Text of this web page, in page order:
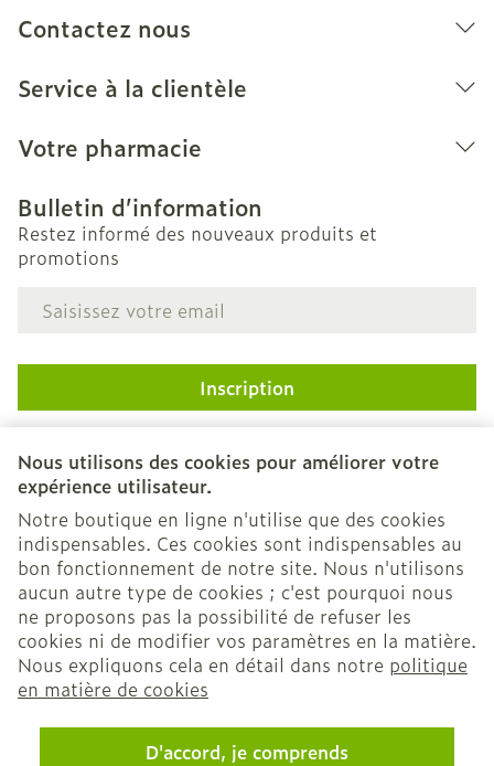
Nous utilisons des cookies pour améliorer votre
expérience utilisateur.
Notre boutique en ligne n'utilise que des cookies
indispensables. Ces cookies sont indispensables au
bon fonctionnement de notre site. Nous n'utilisons
aucun autre type de cookies ; c'est pourquoi nous
ne proposons pas la possibilité de refuser les
cookies ni de modifier vos paramètres en la matière.
Nous expliquons cela en détail dans notre politique
en matière de cookies
D'accord, je comprends
Contactez nous
Service à la clientèle
Votre pharmacie
Bulletin d’information
Restez informé des nouveaux produits et
promotions
Adresse mail
Inscription
En cliquant sur s'abonner, vous vous abonnez à notre
newsletter et acceptez notrepolitique de confidentialité
Liens légaux